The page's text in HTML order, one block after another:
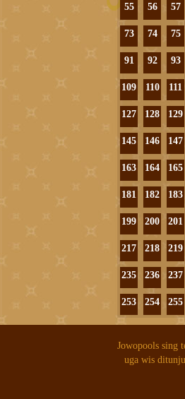
55 56 57
73 74 75
91 92 93
109 110 111
127 128 129
145 146 147
163 164 165
181 182 183
199 200 201
217 218 219
235 236 237
253 254 255
Jowopools sing
uga wis